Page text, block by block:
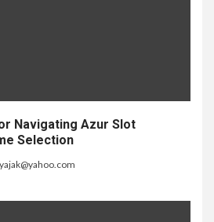
Navigating Azur Slot
Selection